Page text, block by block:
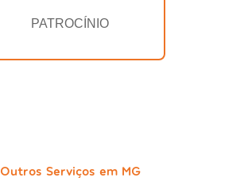
PATROCÍNIO
Outros Serviços em MG